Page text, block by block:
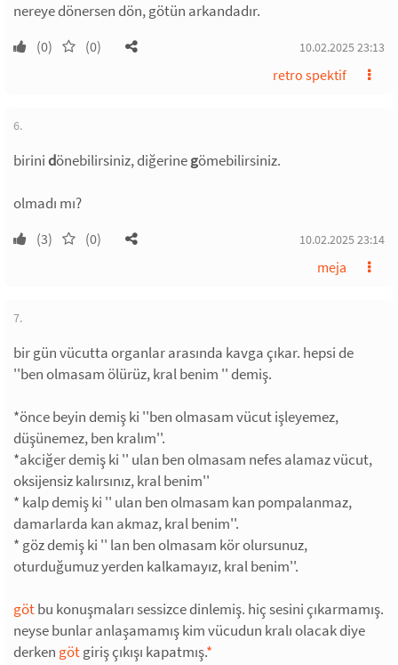
nereye dönersen dön, götün arkandadır.
(0) (0) 10.02.2025 23:13
retro spektif
6.
birinidönebilirsiniz, diğerinegömebilirsiniz.
olmadı mı?
(3) (0) 10.02.2025 23:14
meja
7.
bir gün vücutta organlar arasında kavga çıkar. hepsi de
''ben olmasam ölürüz, kral benim '' demiş.
*önce beyin demiş ki ''ben olmasam vücut işleyemez,
düşünemez, ben kralım''.
*akciğer demiş ki '' ulan ben olmasam nefes alamaz vücut,
oksijensiz kalırsınız, kral benim''
* kalp demiş ki '' ulan ben olmasam kan pompalanmaz,
damarlarda kan akmaz, kral benim''.
* göz demiş ki '' lan ben olmasam kör olursunuz,
oturduğumuz yerden kalkamayız, kral benim''.
götbu konuşmaları sessizce dinlemiş. hiç sesini çıkarmamış.
neyse bunlar anlaşamamış kim vücudun kralı olacak diye
derken götgiriş çıkışı kapatmış.*